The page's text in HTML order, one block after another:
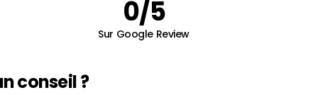
0/5
Sur Google Review
conseil ?